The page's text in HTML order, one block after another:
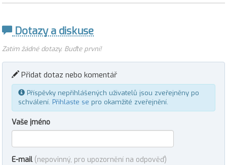
Dotazy a diskuse
Zatím žádné dotazy. Buďte první!
Přidat dotaz nebo komentář
Příspěvky nepřihlášených uživatelů jsou zveřejněny po
schválení. Přihlaste se pro okamžité zveřejnění.
Vaše jméno
E-mail (nepovinný, pro upozornění na odpověď)